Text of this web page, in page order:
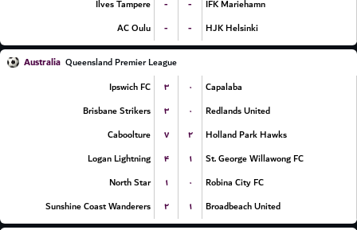
Ilves Tampere - -
IFK Mariehamn
AC Oulu
- - HJK Helsinki
Australia Queensland Premier League
Ipswich FC
۳ ۰
Capalaba
Brisbane Strikers
۳ ۰
Redlands United
Caboolture
۷ ۲
Holland Park Hawks
Logan Lightning
۴ ۱
St. George Willawong FC
North Star
۱ ۰
Robina City FC
Sunshine Coast Wanderers
۲ ۱ Broadbeach United